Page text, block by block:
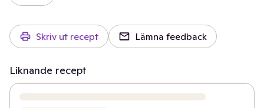
Skriv ut recept Lämna feedback
Liknande recept